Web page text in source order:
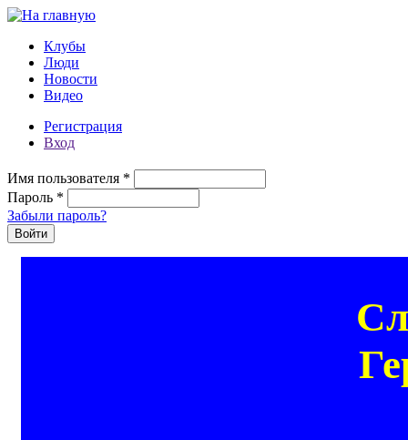
Перейти к основному содержанию
Клубы
Люди
Новости
Видео
Регистрация
Вход
Имя пользователя *
Пароль *
Забыли пароль?